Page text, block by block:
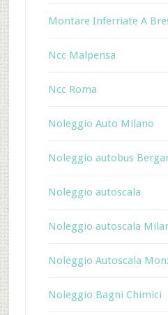
Montare Inferriate A
Ncc Malpensa
Ncc Roma
Noleggio Auto Milano
Noleggio autobus
Noleggio autoscala
Noleggio autoscala
Noleggio Autoscala
Noleggio Bagni Chimici